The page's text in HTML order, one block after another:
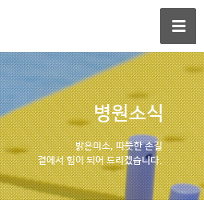
병원소식
밝은미소, 따뜻한 손길
곁에서 힘이 되어 드리겠습니다.